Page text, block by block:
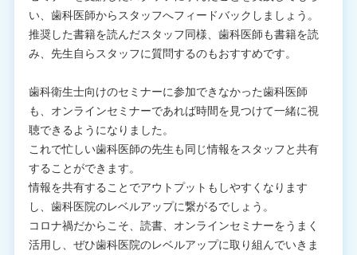
い、歯科医師からスタッフへフィードバックしましょう。
推奨した書籍を読んだスタッフ同様、歯科医師も書籍を読
み、先生自らスタッフに質問するのもおすすめです。
歯科衛生士向けのセミナーに参加できなかった歯科医師
も、オンラインセミナーであれば時間を見つけて一緒に視
聴できるようになりました。
これで忙しい歯科医師の先生も同じ情報をスタッフと共有
することができます。
情報を共有することでアウトプットもしやすくなります
し、歯科医院のレベルアップに繋がるでしょう。
コロナ禍だからこそ、読書、オンラインセミナーをうまく
活用し、ぜひ歯科医院のレベルアップに取り組んでいきま